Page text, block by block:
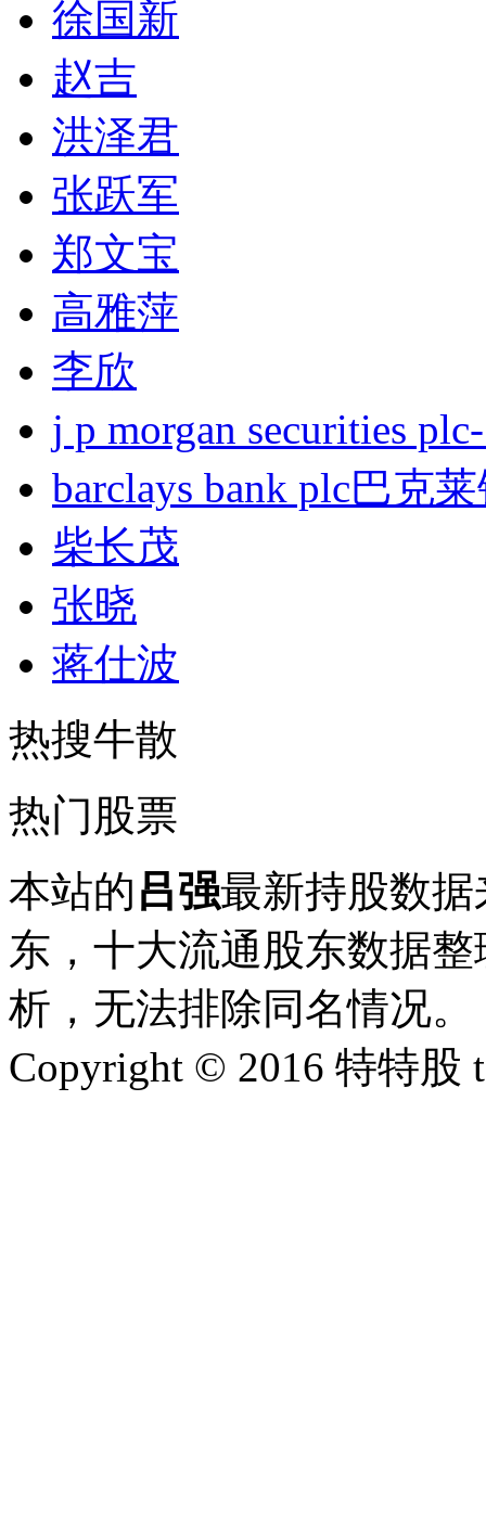
徐国新
赵吉
洪泽君
张跃军
郑文宝
高雅萍
李欣
j p morgan securities
barclays bank plc巴克
柴长茂
张晓
蒋仕波
热搜牛散
热门股票
本站的吕强最新持股数
东，十大流通股东数据
析，无法排除同名情况。
Copyright © 2016 特特股